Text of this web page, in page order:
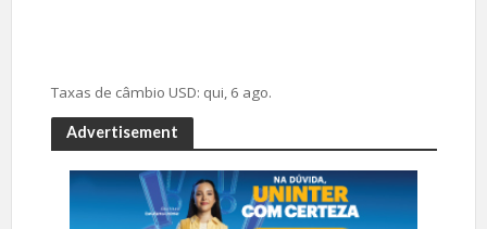
Taxas de câmbio USD: qui, 6 ago.
Advertisement